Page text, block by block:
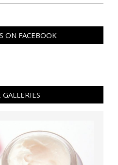
ON FACEBOOK
GALLERIES